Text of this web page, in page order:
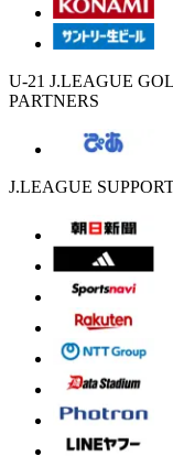
U-21 J.LEAGUE
PARTNERS
J.LEAGUE